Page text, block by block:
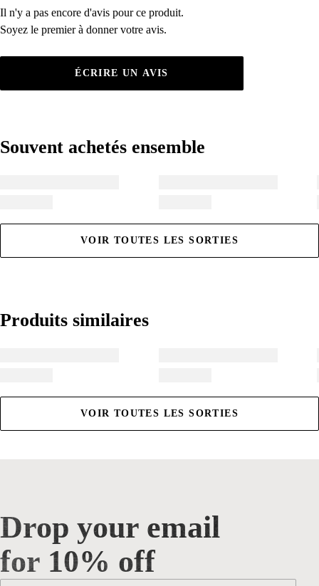
Il n'y a pas encore d'avis pour ce produit.
Il n'y a pas encore d'avis pour ce produit.
Soyez le premier à donner votre avis.
Soyez le premier à donner votre avis.
ÉCRIRE UN AVIS
Souvent achetés ensemble
Souvent achetés ensemble
VOIR TOUTES LES SORTIES
Produits similaires
Produits similaires
VOIR TOUTES LES SORTIES
Drop your email for 10% off
Drop your email
for 10% off